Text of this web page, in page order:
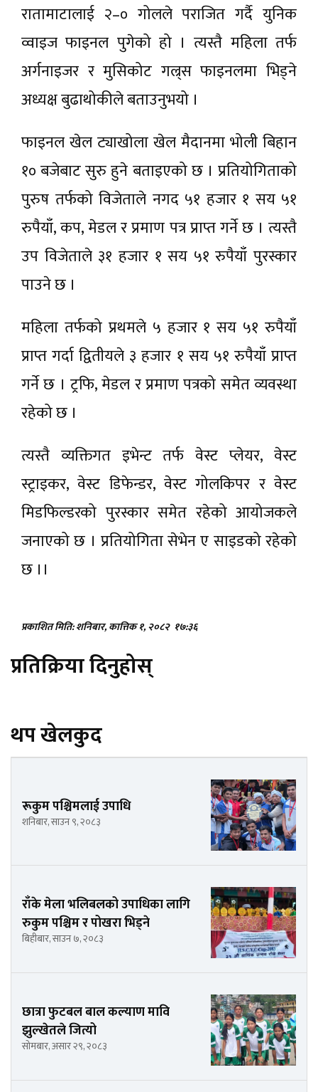
रातामाटालाई २–० गोलले पराजित गर्दै युनिक
व्वाइज फाइनल पुगेको हो । त्यस्तै महिला तर्फ
अर्गनाइजर र मुसिकोट गल्र्स फाइनलमा भिड्ने
अध्यक्ष बुढाथोकीले बताउनुभयो ।
फाइनल खेल ट्याखोला खेल मैदानमा भोली बिहान
१० बजेबाट सुरु हुने बताइएको छ । प्रतियोगिताको
पुरुष तर्फको विजेताले नगद ५१ हजार १ सय ५१
रुपैयाँ, कप, मेडल र प्रमाण पत्र प्राप्त गर्ने छ । त्यस्तै
उप विजेताले ३१ हजार १ सय ५१ रुपैयाँ पुरस्कार
पाउने छ ।
महिला तर्फको प्रथमले ५ हजार १ सय ५१ रुपैयाँ
प्राप्त गर्दा द्वितीयले ३ हजार १ सय ५१ रुपैयाँ प्राप्त
गर्ने छ । ट्रफि, मेडल र प्रमाण पत्रको समेत व्यवस्था
रहेको छ ।
त्यस्तै व्यक्तिगत इभेन्ट तर्फ वेस्ट प्लेयर, वेस्ट
स्ट्राइकर, वेस्ट डिफेन्डर, वेस्ट गोलकिपर र वेस्ट
मिडफिल्डरको पुरस्कार समेत रहेको आयोजकले
जनाएको छ । प्रतियोगिता सेभेन ए साइडको रहेको
छ ।।
प्रकाशित मिति: शनिबार, कात्तिक १, २०८२ १७:३६
प्रतिक्रिया दिनुहोस्
थप खेलकुद
रूकुम पश्चिमलाई उपाधि
शनिबार, साउन ९, २०८३
राँके मेला भलिबलको उपाधिका लागि
रुकुम पश्चिम र पोखरा भिड्ने
बिहीबार, साउन ७, २०८३
छात्रा फुटबल बाल कल्याण मावि
झुल्खेतले जित्यो
सोमबार, असार २९, २०८३